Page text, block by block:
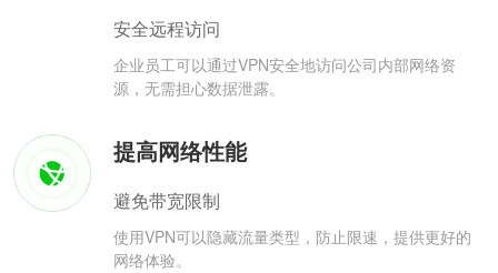
安全远程访问
企业员工可以通过VPN安全地访问公司内部网络资
源，无需担心数据泄露。
提高网络性能
避免带宽限制
使用VPN可以隐藏流量类型，防止限速，提供更好的
网络体验。